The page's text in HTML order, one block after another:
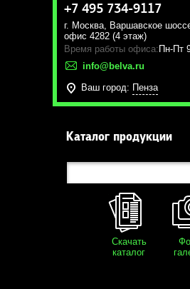
+7 495 734-9117
г. Москва, Варшавское
офис 4282 (4 этаж)
Время работы офиса: Пн-Пт
info@belva.ru
Ваш город: Пенза
Каталог продукции
Скачать
каталог